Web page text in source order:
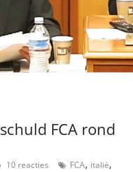
FCA rond
10 reacties FCA, italië,